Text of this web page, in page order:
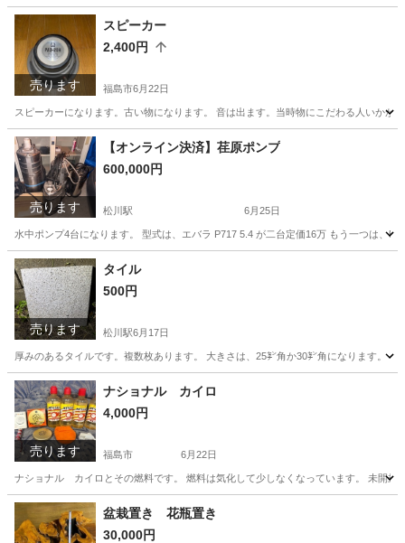
福島 二本松市 松川駅
売ります
スピーカー
2,400円
福島市6月22日
スピーカーになります。古い物になります。 音は出ます。当時物にこだわる人いかが
福島 福島市 調理器具
売ります
【オンライン決済】荏原ポンプ
600,000円
松川駅 6月25日
水中ポンプ4台になります。 型式は、エバラ P717 5.4 が二台定価16万 もう一つは、
福島 二本松市 松川駅
売ります
タイル
500円
松川駅6月17日
厚みのあるタイルです。複数枚あります。 大きさは、25㌢角か30㌢角になります。
福島 二本松市 松川駅 その他
売ります
ナショナル カイロ
4,000円
福島市 6月22日
ナショナル カイロとその燃料です。 燃料は気化して少しなくなっています。 未開封
福島 福島市 家庭用品 ナショナル
盆栽置き 花瓶置き
30,000円